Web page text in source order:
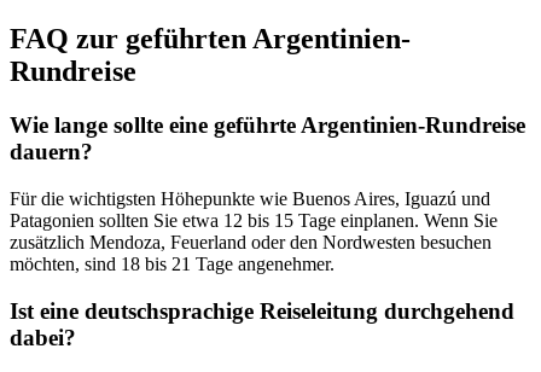
FAQ zur geführten Argentinien-
Rundreise
Wie lange sollte eine geführte Argentinien-Rundreise
dauern?
Für die wichtigsten Höhepunkte wie Buenos Aires, Iguazú und
Patagonien sollten Sie etwa 12 bis 15 Tage einplanen. Wenn Sie
zusätzlich Mendoza, Feuerland oder den Nordwesten besuchen
möchten, sind 18 bis 21 Tage angenehmer.
Ist eine deutschsprachige Reiseleitung durchgehend
dabei?